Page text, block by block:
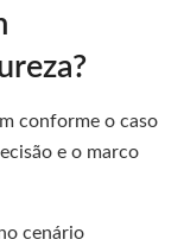
conforme o caso
e o marco
cenário